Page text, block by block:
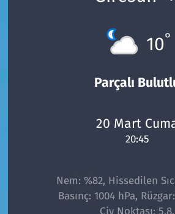
10°
Parçalı
20 Mart
20:45
Nem: %82, Hissedilen
Basınç: 1004 hPa,
Çiy Noktası: 5.8,